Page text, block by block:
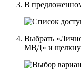
В
Выбрать
МВД» и